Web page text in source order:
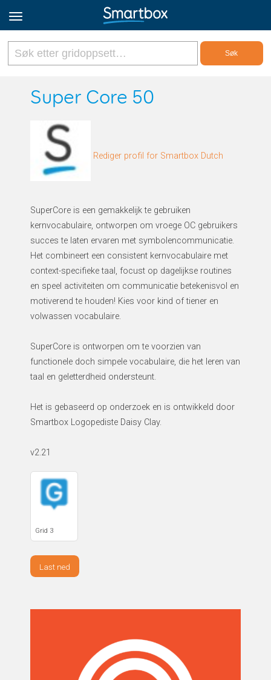
Online Grids
Registrer deg
Super Core 50
Rediger profil for Smartbox Dutch
SuperCore is een gemakkelijk te gebruiken
kernvocabulaire, ontworpen om vroege OC gebruikers
succes te laten ervaren met symbolencommunicatie.
Het combineert een consistent kernvocabulaire met
context-specifieke taal, focust op dagelijkse routines
en speel activiteiten om communicatie betekenisvol en
motiverend te houden! Kies voor kind of tiener en
volwassen vocabulaire.
SuperCore is ontworpen om te voorzien van
functionele doch simpele vocabulaire, die het leren van
taal en geletterdheid ondersteunt.
Het is gebaseerd op onderzoek en is ontwikkeld door
Smartbox Logopediste Daisy Clay.
v2.21
Grid 3
Last ned